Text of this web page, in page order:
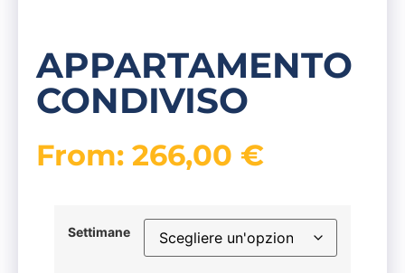
APPARTAMENTO
CONDIVISO
From: 266,00 €
Settimane